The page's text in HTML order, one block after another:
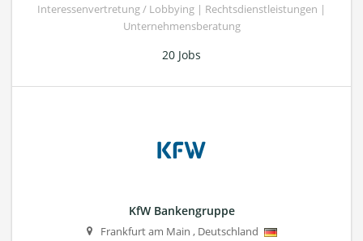
Interessenvertretung / Lobbying | Rechtsdienstleistungen |
Unternehmensberatung
20 Jobs
KfW Bankengruppe
Frankfurt am Main , Deutschland